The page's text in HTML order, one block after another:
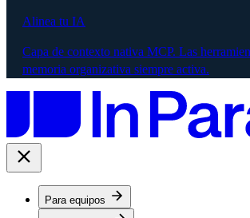
Alinea tu IA
Capa de contexto nativa MCP. Las
memoria organizativa siempre activa.
Para equipos